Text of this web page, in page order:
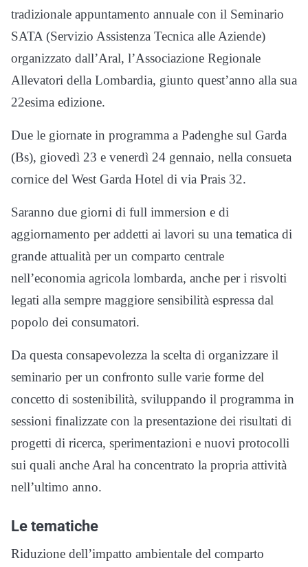
tradizionale appuntamento annuale con il Seminario
SATA (Servizio Assistenza Tecnica alle Aziende)
organizzato dall’Aral, l’Associazione Regionale
Allevatori della Lombardia, giunto quest’anno alla sua
22esima edizione.
Due le giornate in programma a Padenghe sul Garda
(Bs), giovedì 23 e venerdì 24 gennaio, nella consueta
cornice del West Garda Hotel di via Prais 32.
Saranno due giorni di full immersion e di
aggiornamento per addetti ai lavori su una tematica di
grande attualità per un comparto centrale
nell’economia agricola lombarda, anche per i risvolti
legati alla sempre maggiore sensibilità espressa dal
popolo dei consumatori.
Da questa consapevolezza la scelta di organizzare il
seminario per un confronto sulle varie forme del
concetto di sostenibilità, sviluppando il programma in
sessioni finalizzate con la presentazione dei risultati di
progetti di ricerca, sperimentazioni e nuovi protocolli
sui quali anche Aral ha concentrato la propria attività
nell’ultimo anno.
Le tematiche
Riduzione dell’impatto ambientale del comparto